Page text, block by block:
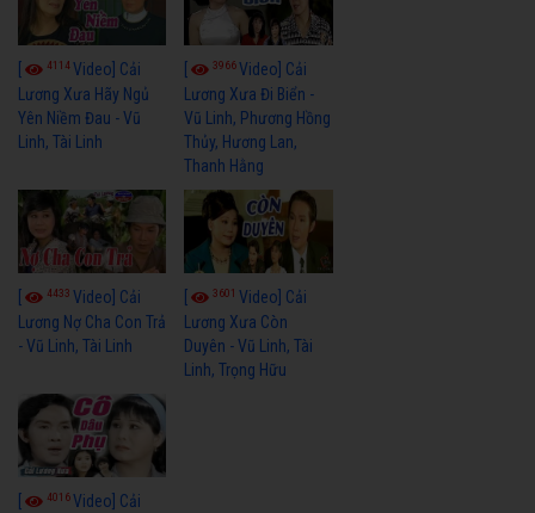
4114Video] Cải
Lương Xưa Hãy Ngủ
Yên Niềm Đau - Vũ
Linh, Tài Linh
3966Video] Cải
Lương Xưa Đi Biển -
Vũ Linh, Phương Hồng
Thủy, Hương Lan,
Thanh Hằng
4433 Video] Cải
Lương Nợ Cha Con Trả
- Vũ Linh, Tài Linh
3601Video] Cải
Lương Xưa Còn
Duyên - Vũ Linh, Tài
Linh, Trọng Hữu
4016Video] Cải